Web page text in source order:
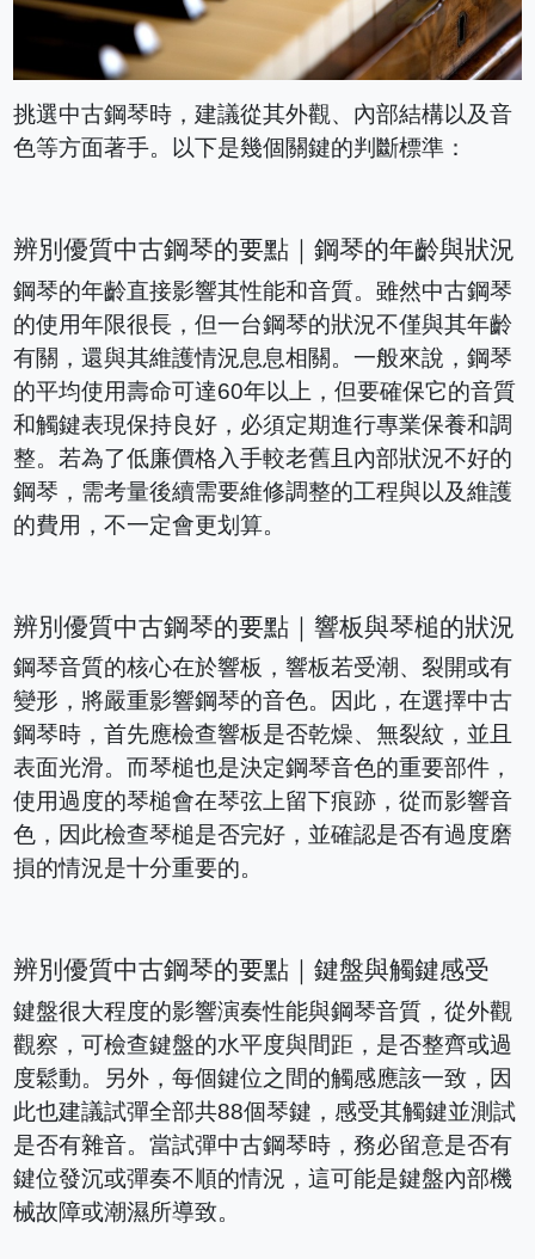
挑選中古鋼琴時，建議從其外觀、內部結構以及音
色等方面著手。以下是幾個關鍵的判斷標準：
辨別優質中古鋼琴的要點｜鋼琴的年齡與狀況
鋼琴的年齡直接影響其性能和音質。雖然中古鋼琴
的使用年限很長，但一台鋼琴的狀況不僅與其年齡
有關，還與其維護情況息息相關。一般來說，鋼琴
的平均使用壽命可達60年以上，但要確保它的音質
和觸鍵表現保持良好，必須定期進行專業保養和調
整。若為了低廉價格入手較老舊且內部狀況不好的
鋼琴，需考量後續需要維修調整的工程與以及維護
的費用，不一定會更划算。
辨別優質中古鋼琴的要點｜響板與琴槌的狀況
鋼琴音質的核心在於響板，響板若受潮、裂開或有
變形，將嚴重影響鋼琴的音色。因此，在選擇中古
鋼琴時，首先應檢查響板是否乾燥、無裂紋，並且
表面光滑。而琴槌也是決定鋼琴音色的重要部件，
使用過度的琴槌會在琴弦上留下痕跡，從而影響音
色，因此檢查琴槌是否完好，並確認是否有過度磨
損的情況是十分重要的。
辨別優質中古鋼琴的要點｜鍵盤與觸鍵感受
鍵盤很大程度的影響演奏性能與鋼琴音質，從外觀
觀察，可檢查鍵盤的水平度與間距，是否整齊或過
度鬆動。另外，每個鍵位之間的觸感應該一致，因
此也建議試彈全部共88個琴鍵，感受其觸鍵並測試
是否有雜音。當試彈中古鋼琴時，務必留意是否有
鍵位發沉或彈奏不順的情況，這可能是鍵盤內部機
械故障或潮濕所導致。